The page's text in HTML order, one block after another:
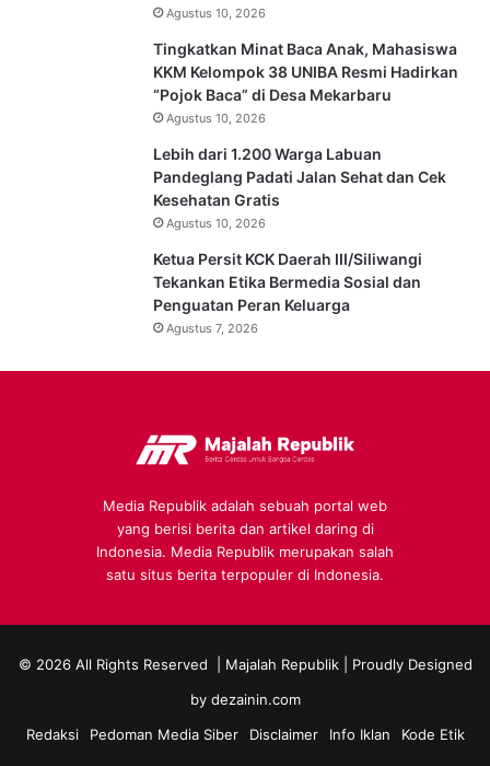
Agustus 10, 2026
Tingkatkan Minat Baca Anak, Mahasiswa
KKM Kelompok 38 UNIBA Resmi Hadirkan
“Pojok Baca” di Desa Mekarbaru
Agustus 10, 2026
Lebih dari 1.200 Warga Labuan
Pandeglang Padati Jalan Sehat dan Cek
Kesehatan Gratis
Agustus 10, 2026
Ketua Persit KCK Daerah III/Siliwangi
Tekankan Etika Bermedia Sosial dan
Penguatan Peran Keluarga
Agustus 7, 2026
Media Republik adalah sebuah portal web
yang berisi berita dan artikel daring di
Indonesia. Media Republik merupakan salah
satu situs berita terpopuler di Indonesia.
© 2026 All Rights Reserved | Majalah Republik| Proudly Designed
by dezainin.com
Redaksi
Pedoman Media Siber Disclaimer Info Iklan Kode Etik